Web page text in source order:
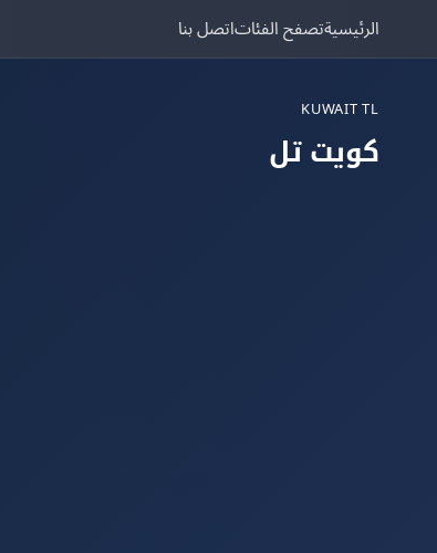
الرئيسيةتصفح الفئاتاتصل بنا
KUWAIT TL
كويت تل